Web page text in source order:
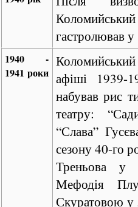
Коломийський
гастролював
1940 -
1941 роки афіші 1939-
набував рис
театру:
“Слава”
сезону 40-го
Треньова у
Мефодія
Скуратовою у